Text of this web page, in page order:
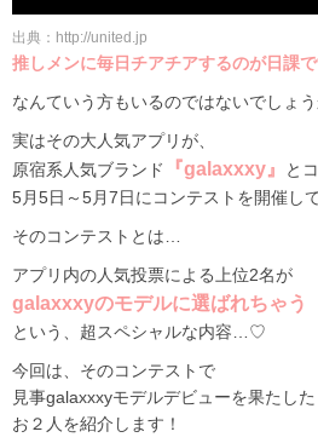
出典：http://united.jp
推しメンに毎日チアチアするのが日課
なんていう方もいるのではないでしょ
実はその大人気アプリが、
原宿系人気ブランド
『galaxxxy』
と
5月5日～5月7日にコンテストを開催し
そのコンテストとは…
アプリ内の人気投票による上位2名が
galaxxxyのモデルに選ばれちゃう
という、超スペシャルな内容…♡
今回は、そのコンテストで
見事galaxxxyモデルデビューを果たした
お２人を紹介します！